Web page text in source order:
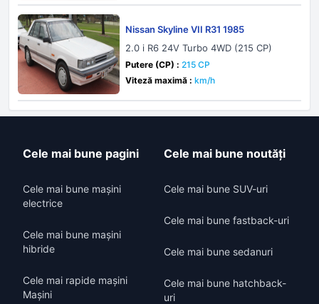
Nissan Skyline VII R31 1985
2.0 i R6 24V Turbo 4WD (215 CP)
Putere (CP) : 215 CP
Viteză maximă : km/h
Cele mai bune pagini
Cele mai bune mașini
electrice
Cele mai bune mașini
hibride
Cele mai rapide mașini
Mașini
Cele mai bune noutăți
Cele mai bune SUV-uri
Cele mai bune fastback-uri
Cele mai bune sedanuri
Cele mai bune hatchback-
uri